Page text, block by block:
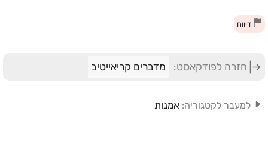
דיווח
חזרה לפודקאסט: מדברים קריאייטיב
למעבר לקטגוריה: אמנות